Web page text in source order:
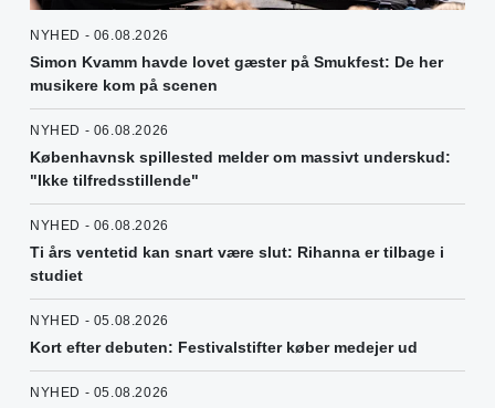
NYHED - 06.08.2026
Simon Kvamm havde lovet gæster på Smukfest: De her
musikere kom på scenen
NYHED - 06.08.2026
Københavnsk spillested melder om massivt underskud:
"Ikke tilfredsstillende"
NYHED - 06.08.2026
Ti års ventetid kan snart være slut: Rihanna er tilbage i
studiet
NYHED - 05.08.2026
Kort efter debuten: Festivalstifter køber medejer ud
NYHED - 05.08.2026